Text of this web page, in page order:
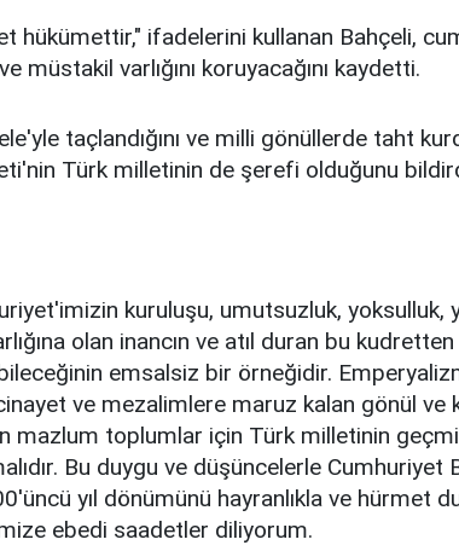
hükümettir," ifadelerini kullanan Bahçeli,
müstakil varlığını koruyacağını kaydetti.
taçlandığını ve milli gönüllerde taht
Türk milletinin de şerefi olduğunu
kuruluşu, umutsuzluk, yoksulluk,
olan inancın ve atıl duran bu
emsalsiz bir örneğidir.
ve mezalimlere maruz kalan gönül ve
mazlum toplumlar için Türk milletinin
Bu duygu ve düşüncelerle Cumhuriyet
yıl dönümünü hayranlıkla ve hürmet
ebedi saadetler diliyorum.